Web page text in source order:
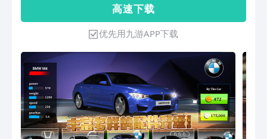
驶物理和赛车 ◀ 酷炫的物品来个性化和
装饰您的汽车。 ◀ 20 位不同职业车手的
故事模式和比赛 ◀️70多辆，高端怀旧，
2021年新车多款
高 速 下 载
优先用九游APP下载